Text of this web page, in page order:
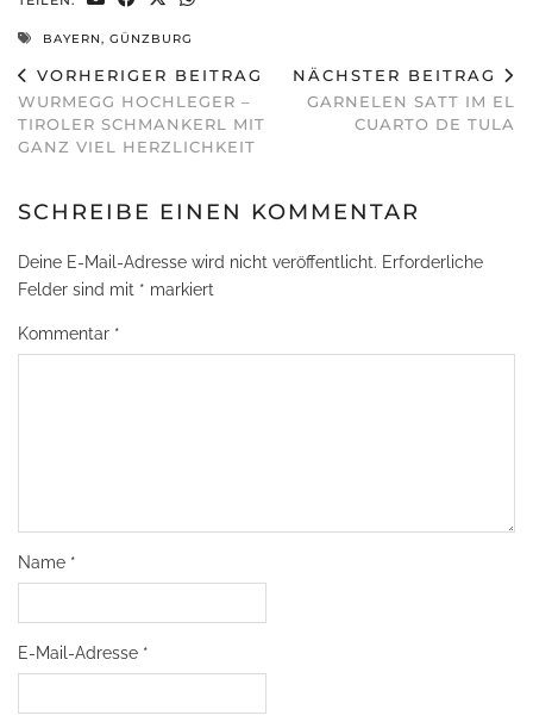
BAYERN, GÜNZBURG
VORHERIGER BEITRAG
WURMEGG HOCHLEGER –
TIROLER SCHMANKERL MIT
GANZ VIEL HERZLICHKEIT
NÄCHSTER BEITRAG
GARNELEN SATT IM EL
CUARTO DE TULA
SCHREIBE EINEN KOMMENTAR
Deine E-Mail-Adresse wird nicht veröffentlicht. Erforderliche
Felder sind mit * markiert
Kommentar *
Name *
E-Mail-Adresse *